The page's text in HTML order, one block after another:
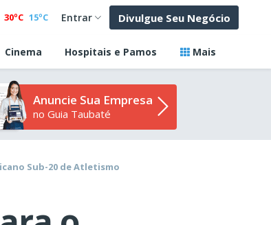
30ºC 15ºC Entrar Divulgue Seu Negócio
Cinema Hospitais e Pamos Mais
Anuncie Sua Empresa
no Guia Taubaté
Sub-20 de Atletismo